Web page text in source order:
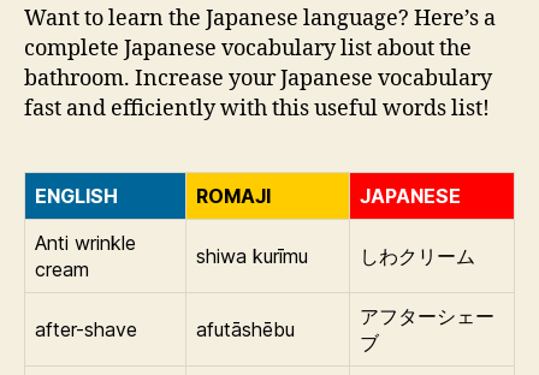
Want to learn the Japanese language? Here’s a
complete Japanese vocabulary list about the
bathroom. Increase your Japanese vocabulary
fast and efficiently with this useful words list!
ENGLISH ROMAJI
JAPANESE
Anti wrinkle
cream
shiwa kurīmu しわクリーム
after-shave afutāshēbu
アフターシェー
ブ